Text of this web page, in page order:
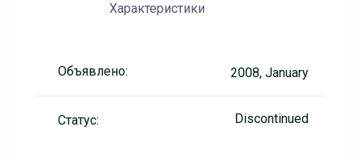
Характеристики
Объявлено: 2008, January
Статус: Discontinued